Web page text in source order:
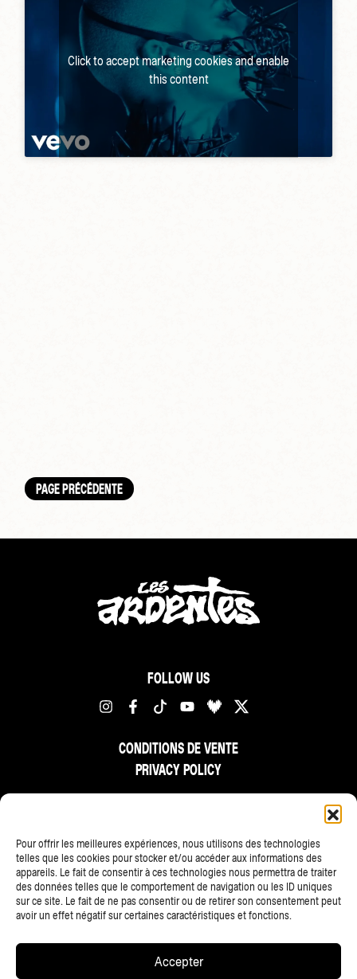
Pour offrir les meilleures expériences, nous utilisons des technologies
telles que les cookies pour stocker et/ou accéder aux informations des
appareils. Le fait de consentir à ces technologies nous permettra de traiter
des données telles que le comportement de navigation ou les ID uniques
sur ce site. Le fait de ne pas consentir ou de retirer son consentement peut
avoir un effet négatif sur certaines caractéristiques et fonctions.
Accepter
Click to accept marketing cookies and enable
this content
PAGE PRÉCÉDENTE
FOLLOW US
CONDITIONS DE VENTE
PRIVACY POLICY